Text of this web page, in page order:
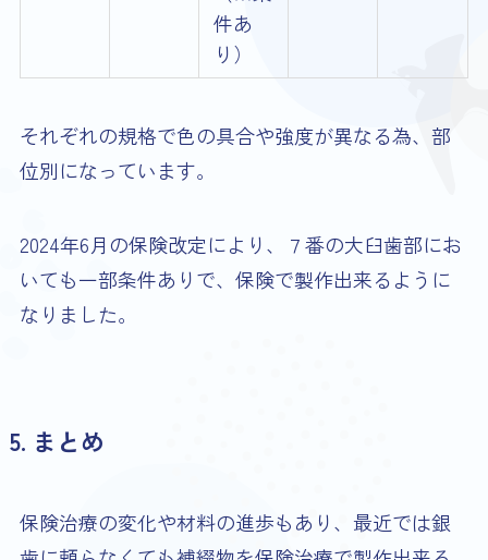
件あ
り）
それぞれの規格で色の具合や強度が異なる為、部
位別になっています。
2024年6月の保険改定により、７番の大臼歯部にお
いても一部条件ありで、保険で製作出来るように
なりました。
5. まとめ
保険治療の変化や材料の進歩もあり、最近では銀